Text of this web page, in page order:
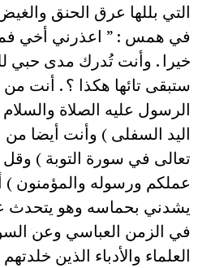
التي بللها عرق الحنق
في همس : ” اعذرني أخي
خيرا . وأنت تُدرك مدى حبي
ستبقى تائها هكذا ؟ . أنت
الرسول عليه الصلاة والسلام
اليد السفلى ) وأنت أيضا
تعالى في سورة التوبة )
عملكم ورسوله والمؤمنون
يشدني بحماسه وهو يتحدث
في الزمن العباسي وعن
العلماء والأدباء الذين